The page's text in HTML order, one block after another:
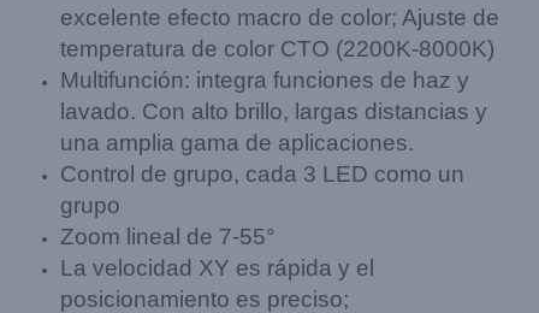
excelente efecto macro de color; Ajuste de
temperatura de color CTO (2200K-8000K)
Multifunción: integra funciones de haz y
lavado. Con alto brillo, largas distancias y
una amplia gama de aplicaciones.
Control de grupo, cada 3 LED como un
grupo
Zoom lineal de 7-55°
La velocidad XY es rápida y el
posicionamiento es preciso;